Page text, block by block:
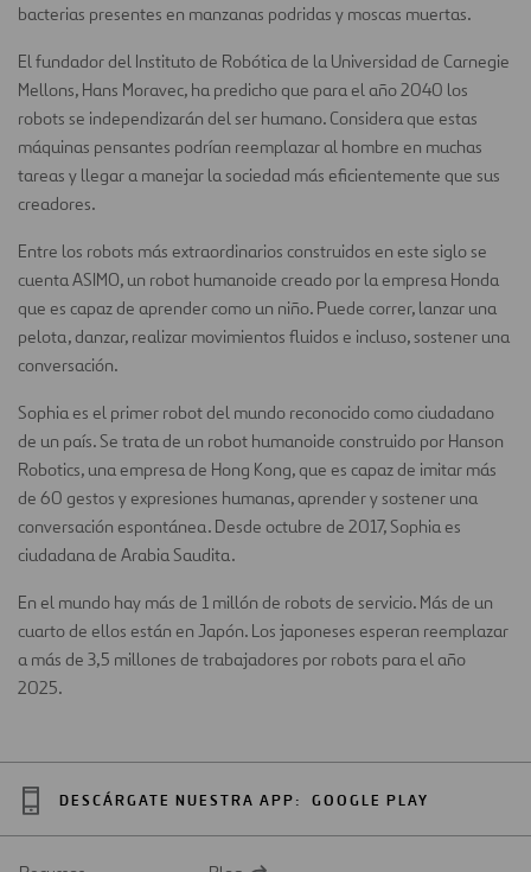
bacterias presentes en manzanas podridas y moscas muertas.
El fundador del Instituto de Robótica de la Universidad de Carnegie
Mellons, Hans Moravec, ha predicho que para el año 2040 los
robots se independizarán del ser humano. Considera que estas
máquinas pensantes podrían reemplazar al hombre en muchas
tareas y llegar a manejar la sociedad más eficientemente que sus
creadores.
Entre los robots más extraordinarios construidos en este siglo se
cuenta ASIMO, un robot humanoide creado por la empresa Honda
que es capaz de aprender como un niño. Puede correr, lanzar una
pelota, danzar, realizar movimientos fluidos e incluso, sostener una
conversación.
Sophia es el primer robot del mundo reconocido como ciudadano
de un país. Se trata de un robot humanoide construido por Hanson
Robotics, una empresa de Hong Kong, que es capaz de imitar más
de 60 gestos y expresiones humanas, aprender y sostener una
conversación espontánea. Desde octubre de 2017, Sophia es
ciudadana de Arabia Saudita.
En el mundo hay más de 1 millón de robots de servicio. Más de un
cuarto de ellos están en Japón. Los japoneses esperan reemplazar
a más de 3,5 millones de trabajadores por robots para el año
2025.
DESCÁRGATE NUESTRA APP: GOOGLE PLAY